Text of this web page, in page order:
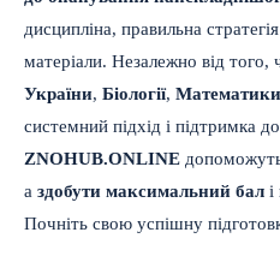
дисципліна, правильна стратегія
матеріали. Незалежно від того,
України, Біології, Математики
системний підхід і підтримка
ZNOHUB.ONLINE
а здобути максимальний бал
Почніть свою успішну